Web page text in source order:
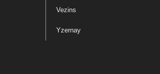
Vezins
Yzernay